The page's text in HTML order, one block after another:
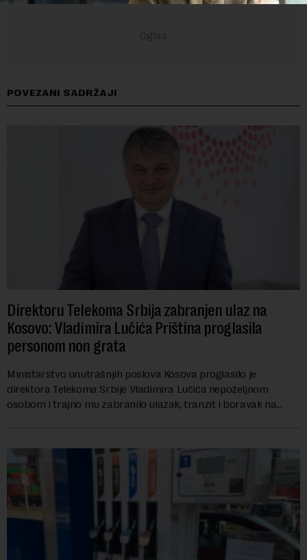
POVEZANI SADRŽAJI
Direktoru Telekoma Srbija zabranjen ulaz na
Kosovo: Vladimira Lučića Priština proglasila
personom non grata
Ministarstvo unutrašnjih poslova Kosova proglasilo je
direktora Telekoma Srbije Vladimira Lučića nepoželjnom
osobom i trajno mu zabranilo ulazak, tranzit i boravak na